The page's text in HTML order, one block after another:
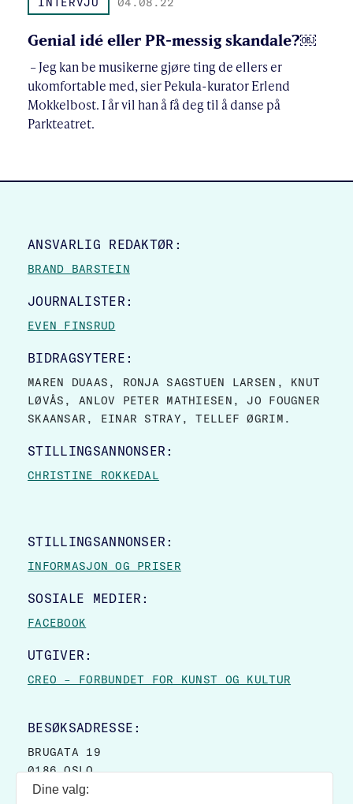
Genial idé eller PR-messig skandale?￼
– Jeg kan be musikerne gjøre ting de ellers er
ukomfortable med, sier Pekula-kurator Erlend
Mokkelbost. I år vil han å få deg til å danse på
Parkteatret.
SITE FOOTER
ANSVARLIG REDAKTØR:
BRAND BARSTEIN
JOURNALISTER:
EVEN FINSRUD
BIDRAGSYTERE:
MAREN DUAAS, RONJA SAGSTUEN LARSEN, KNUT
LØVÅS, ANLOV PETER MATHIESEN, JO FOUGNER
SKAANSAR, EINAR STRAY, TELLEF ØGRIM.
STILLINGSANNONSER:
CHRISTINE ROKKEDAL
STILLINGSANNONSER:
INFORMASJON OG PRISER
SOSIALE MEDIER:
FACEBOOK
UTGIVER:
CREO – FORBUNDET FOR KUNST OG KULTUR
BESØKSADRESSE:
BRUGATA 19
0186 OSLO
Dine valg: